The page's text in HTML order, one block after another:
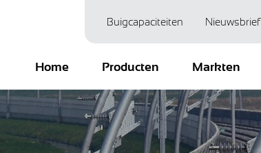
Buigcapaciteiten Nieuwsbrief
Home Producten Markten